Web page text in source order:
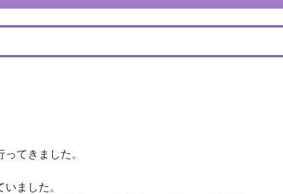
てきました。
ました。